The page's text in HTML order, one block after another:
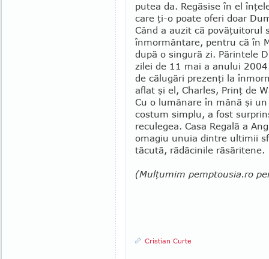
putea da. Regăsise în el
care ţi-o poate oferi doar
Când a auzit că po­văţuitorul
înmormântare, pen­tru că în
după o sin­gură zi. Părintele
zilei de 11 mai a anului
de călugări prezenţi la
aflat şi el, Charles, Prinţ de
Cu o lumâ­nare în mână şi
costum simplu, a fost
reculegea. Casa Regală a
omagiu unuia dintre ultimii
tă­cută, rădăcinile răsăritene.
(Mulţumim pemptousia.ro
Cristian Curte